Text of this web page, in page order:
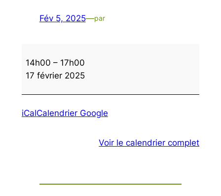
Fév 5, 2025—par
14h00 – 17h00
17 février 2025
iCalCalendrier Google
Voir le calendrier complet